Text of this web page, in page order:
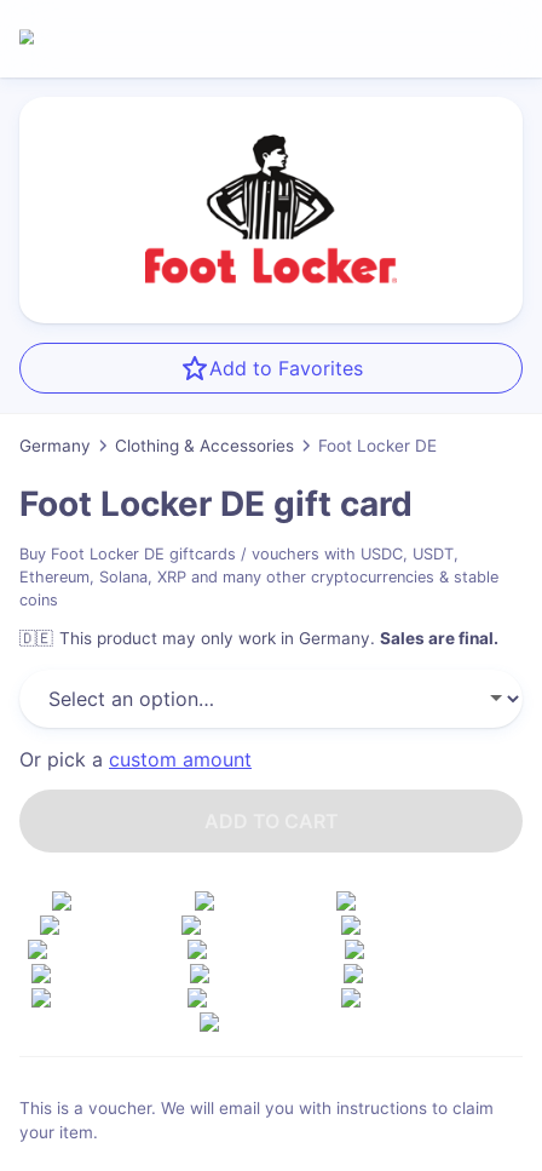
Add to Favorites
Germany Clothing & Accessories Foot Locker DE
Foot Locker DE gift card
Buy Foot Locker DE giftcards / vouchers with USDC, USDT,
Ethereum, Solana, XRP and many other cryptocurrencies & stable
coins
🇩🇪 This product may only work in Germany. Sales are final.
Or pick a custom amount
This is a voucher. We will email you with instructions to claim
your item.